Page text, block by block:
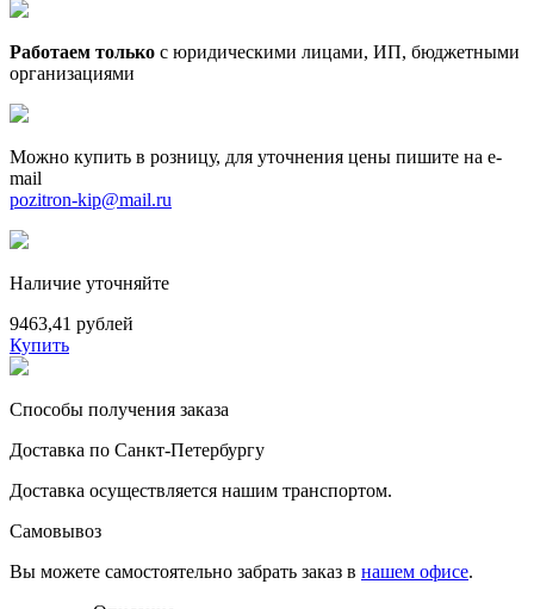
Работаем только с юридическими лицами, ИП, бюджетными
организациями
Можно купить в розницу, для уточнения цены пишите на e-
mail
pozitron-kip@mail.ru
Наличие уточняйте
9463,41 рублей
Купить
Способы получения заказа
Доставка по Санкт-Петербургу
Доставка осуществляется нашим транспортом.
Самовывоз
Вы можете самостоятельно забрать заказ в нашем офисе.